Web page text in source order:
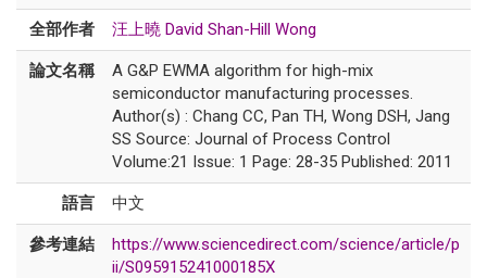
全部作者 汪上曉 David Shan-Hill Wong
論文名稱
A G&P EWMA algorithm for high-mix
semiconductor manufacturing processes.
Author(s) : Chang CC, Pan TH, Wong DSH, Jang
SS Source: Journal of Process Control
Volume:21 Issue: 1 Page: 28-35 Published: 2011
語言 中文
參考連結
https://www.sciencedirect.com/science/article/p
ii/S095915241000185X